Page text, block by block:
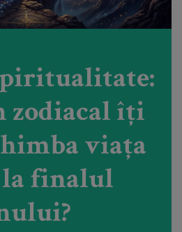
zodiacal îți
viața
la finalul